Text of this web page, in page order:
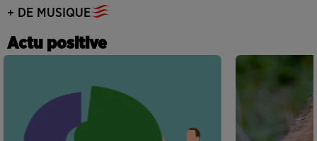
+ DE MUSIQUE
Actu positive